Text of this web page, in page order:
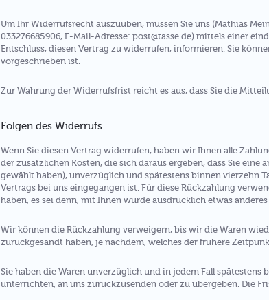
Um Ihr Widerrufsrecht auszuüben, müssen Sie uns (Mathias
033276685906, E-Mail-Adresse: post@tasse.de) mittels einer
Entschluss, diesen Vertrag zu widerrufen, informieren. Sie
vorgeschrieben ist.
Zur Wahrung der Widerrufsfrist reicht es aus, dass Sie die
Folgen des Widerrufs
Wenn Sie diesen Vertrag widerrufen, haben wir Ihnen alle
der zusätzlichen Kosten, die sich daraus ergeben, dass Sie
gewählt haben), unverzüglich und spätestens binnen vierzehn
Vertrags bei uns eingegangen ist. Für diese Rückzahlung
haben, es sei denn, mit Ihnen wurde ausdrücklich etwas
Wir können die Rückzahlung verweigern, bis wir die Waren
zurückgesandt haben, je nachdem, welches der frühere
Sie haben die Waren unverzüglich und in jedem Fall spätestens
unterrichten, an uns zurückzusenden oder zu übergeben. Die